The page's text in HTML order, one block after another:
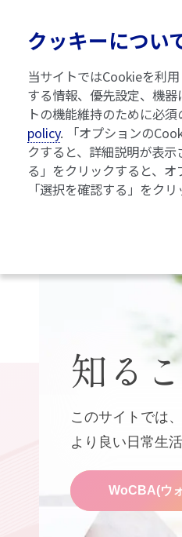
知る
このサイトでは
より良い日常生
WoCBA(ウ
クッキーについ
当サイトではCookieを利
する情報、優先設定、機
トの機能維持のために必
policy. 「オプションの
クすると、詳細説明が表
る」をクリックすると、
「選択を確認する」をクリ